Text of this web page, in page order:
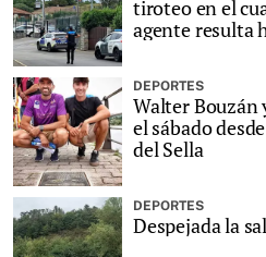
tiroteo en el
agente resulta
DEPORTES
Walter Bouzán
el sábado
del Sella
DEPORTES
Despejada la